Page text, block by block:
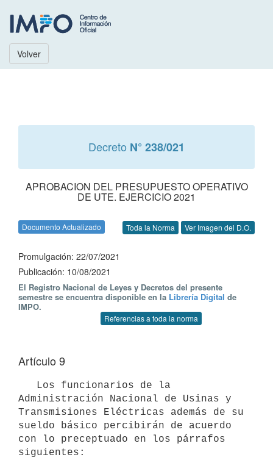
Volver
Decreto N° 238/021
APROBACION DEL PRESUPUESTO OPERATIVO
DE UTE. EJERCICIO 2021
Documento Actualizado Toda la Norma Ver Imagen del D.O.
Promulgación: 22/07/2021
Publicación: 10/08/2021
El Registro Nacional de Leyes y Decretos del presente
semestre se encuentra disponible en la Librería Digital de
IMPO.
Referencias a toda la norma
Artículo 9
Administración Nacional de Usinas y
Transmisiones Eléctricas además de su
sueldo básico percibirán de acuerdo
con lo preceptuado en los párrafos
siguientes: